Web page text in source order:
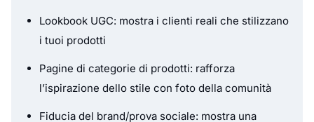
Lookbook UGC: mostra i clienti reali che stilizzano
i tuoi prodotti
Pagine di categorie di prodotti: rafforza
l’ispirazione dello stile con foto della comunità
Fiducia del brand/prova sociale: mostra una